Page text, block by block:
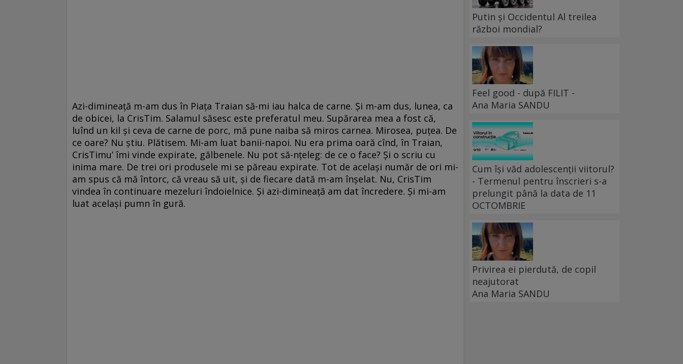
Azi-dimineaţă m-am dus în Piaţa Traian să-mi iau halca de carne. Şi m-am dus, lunea, ca
de obicei, la CrisTim. Salamul săsesc este preferatul meu. Supărarea mea a fost că,
luînd un kil şi ceva de carne de porc, mă pune naiba să miros carnea. Mirosea, puţea. De
ce oare? Nu ştiu. Plătisem. Mi-am luat banii-napoi. Nu era prima oară cînd, în Traian,
CrisTimu’ îmi vinde expirate, gălbenele. Nu pot să-nţeleg: de ce o face? Şi o scriu cu
inima mare. De trei ori produsele mi se păreau expirate. Tot de acelaşi număr de ori mi-
am spus că mă întorc, că vreau să uit, şi de fiecare dată m-am înşelat. Nu, CrisTim
vindea în continuare mezeluri îndoielnice. Şi azi-dimineaţă am dat încredere. Şi mi-am
luat acelaşi pumn în gură.
Putin și Occidentul Al treilea
război mondial?
Feel good - după FILIT -
Ana Maria SANDU
Cum își văd adolescenții viitorul?
- Termenul pentru înscrieri s-a
prelungit până la data de 11
OCTOMBRIE
Privirea ei pierdută, de copil
neajutorat
Ana Maria SANDU